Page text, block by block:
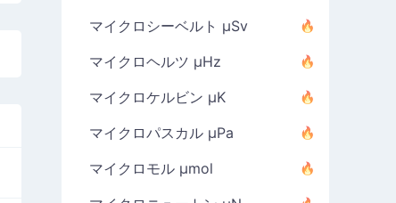
マイクロシーベルト µSv
マイクロヘルツ µHz
マイクロケルビン µK
マイクロパスカル µPa
マイクロモル µmol